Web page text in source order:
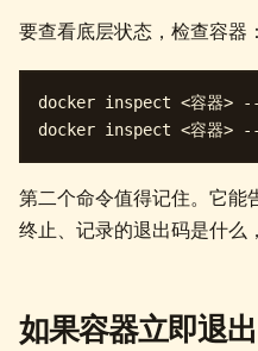
要查看底层状态，检查容器：
docker inspect <容器
第二个命令值得记住。它能
终止、记录的退出码是什么
如果容器立即退出